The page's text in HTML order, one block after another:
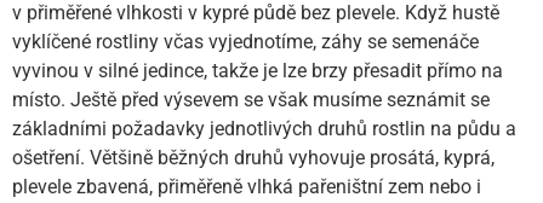
v přiměřené vlhkosti v kypré půdě bez plevele. Když hustě
vyklíčené rostliny včas vyjednotíme, záhy se semenáče
vyvinou v silné jedince, takže je lze brzy přesadit přímo na
místo. Ještě před výsevem se však musíme seznámit se
základními požadavky jednotlivých druhů rostlin na půdu a
ošetření. Většině běžných druhů vyhovuje prosátá, kyprá,
plevele zbavená, přiměřeně vlhká pařeništní zem nebo i